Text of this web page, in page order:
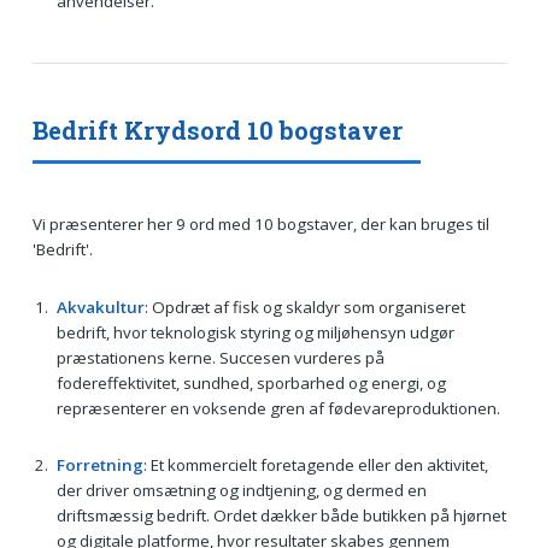
Bedrift Krydsord 10 bogstaver
Vi præsenterer her 9 ord med 10 bogstaver, der kan bruges til
'Bedrift'.
Akvakultur: Opdræt af fisk og skaldyr som organiseret
bedrift, hvor teknologisk styring og miljøhensyn udgør
præstationens kerne. Succesen vurderes på
fodereffektivitet, sundhed, sporbarhed og energi, og
repræsenterer en voksende gren af fødevareproduktionen.
Forretning: Et kommercielt foretagende eller den aktivitet,
der driver omsætning og indtjening, og dermed en
driftsmæssig bedrift. Ordet dækker både butikken på hjørnet
og digitale platforme, hvor resultater skabes gennem